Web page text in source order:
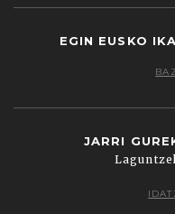
EGIN EUSKO
JARRI